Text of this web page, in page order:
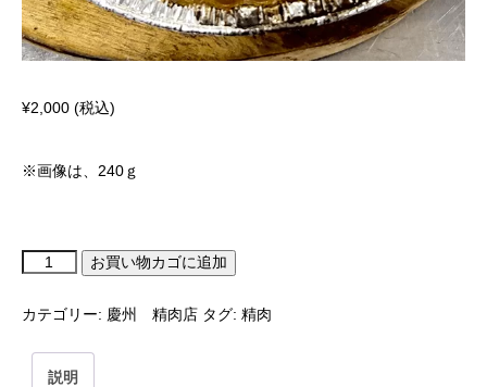
¥2,000 (税込)
※画像は、240ｇ
お買い物カゴに追加
カテゴリー: 慶州 精肉店 タグ: 精肉
説明